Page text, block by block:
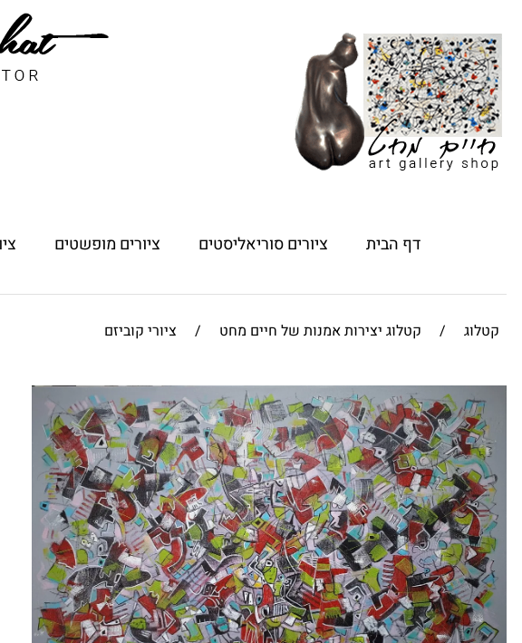
דף הבית ציורים סוריאליסטים ציורים מופשטים
קטלוג / קטלוג יצירות אמנות של חיים מחט / ציורי קוביזם